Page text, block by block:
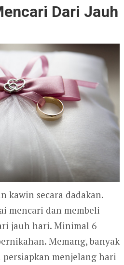
Dari Jauh
kawin secara dadakan.
mencari dan membeli
jauh hari. Minimal 6
Memang, banyak
menjelang hari